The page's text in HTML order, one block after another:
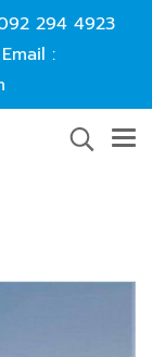
294 4923
Email :